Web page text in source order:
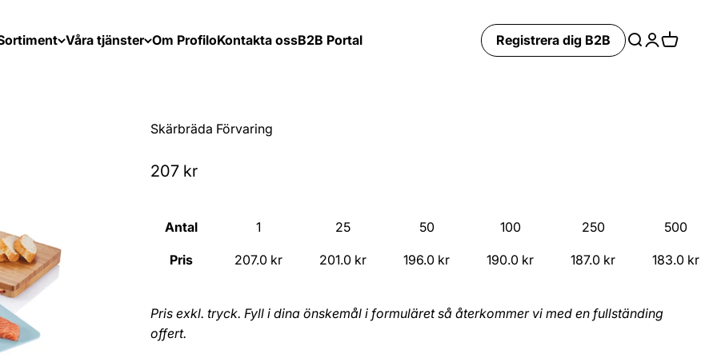
Våra tjänster Om ProfiloKontakta ossB2B Portal
Registrera dig B2B
Search
Login
Cart
Skärbräda Förvaring
Sale price
207 kr
Antal
Pris
1
207.0 kr
25
201.0 kr
50
196.0 kr
100
190.0 kr
250
187.0 kr
500
183.0 kr
Pris exkl. tryck. Fyll i dina önskemål i formuläret så återkommer vi med en fullständing
offert.